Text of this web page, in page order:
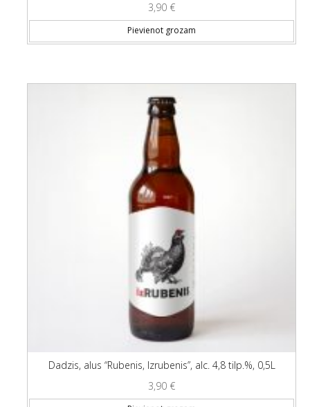
3,90 €
Pievienot grozam
Dadzis, alus “Rubenis, Izrubenis”, alc. 4,8 tilp.%, 0,5L
3,90 €